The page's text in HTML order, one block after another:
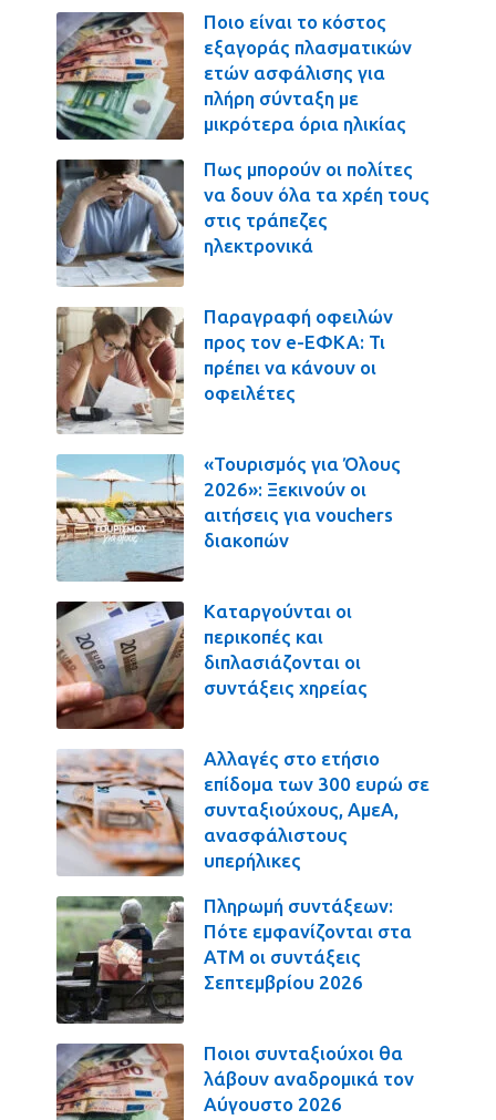
Ποιο είναι το κόστος
εξαγοράς πλασματικών
ετών ασφάλισης για
πλήρη σύνταξη με
μικρότερα όρια ηλικίας
Πως μπορούν οι πολίτες
να δουν όλα τα χρέη τους
στις τράπεζες
ηλεκτρονικά
Παραγραφή οφειλών
προς τον e-ΕΦΚΑ: Τι
πρέπει να κάνουν οι
οφειλέτες
«Τουρισμός για Όλους
2026»: Ξεκινούν οι
αιτήσεις για vouchers
διακοπών
Καταργούνται οι
περικοπές και
διπλασιάζονται οι
συντάξεις χηρείας
Αλλαγές στο ετήσιο
επίδομα των 300 ευρώ σε
συνταξιούχους, ΑμεΑ,
ανασφάλιστους
υπερήλικες
Πληρωμή συντάξεων:
Πότε εμφανίζονται στα
ΑΤΜ οι συντάξεις
Σεπτεμβρίου 2026
Ποιοι συνταξιούχοι θα
λάβουν αναδρομικά τον
Αύγουστο 2026